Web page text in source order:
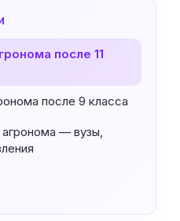
после 11
после 9 класса
агронома — вузы,